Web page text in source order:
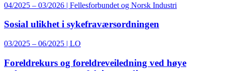
04/2025 – 03/2026 | Fellesforbundet og Norsk Industri
Sosial ulikhet i sykefraværsordningen
03/2025 – 06/2025 | LO
Foreldrekurs og foreldreveiledning ved høye